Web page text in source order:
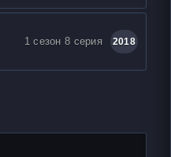
1 сезон 8 серия 2018